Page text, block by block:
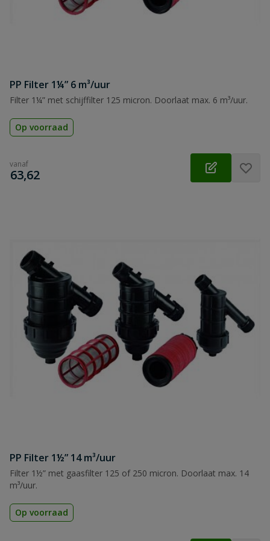
PP Filter 1¼” 6 m³/uur
Filter 1¼” met schijffilter 125 micron. Doorlaat max. 6 m³/uur.
Op voorraad
vanaf
€
63,62
PP Filter 1½” 14 m³/uur
Filter 1½” met gaasfilter 125 of 250 micron. Doorlaat max. 14
m³/uur.
Op voorraad